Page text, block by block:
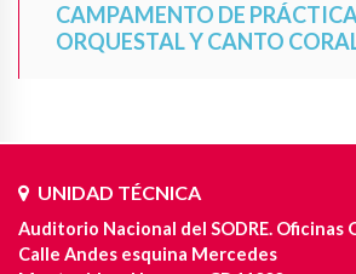
CAMPAMENTO DE
ORQUESTAL Y CANTO
UNIDAD TÉCNICA
Auditorio Nacional del SODRE. Oficinas
Calle Andes esquina Mercedes